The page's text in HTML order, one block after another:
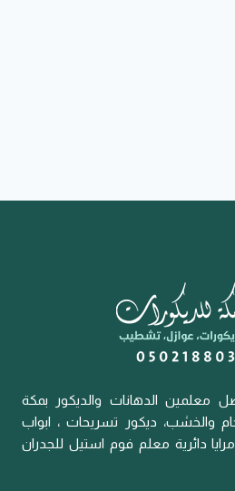
معلمين الدهانات والديكور بمكة
والخشب، ديكور تسريحات ، ابواب
دائرية معلم فوم استيل للجدران